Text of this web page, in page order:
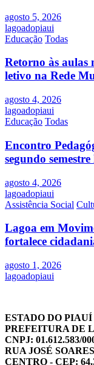
agosto 5, 2026
lagoadopiaui
Educação Todas
Retorno às aulas
letivo na Rede
agosto 4, 2026
lagoadopiaui
Educação Todas
Encontro
segundo
agosto 4, 2026
lagoadopiaui
Assistência Social
Lagoa em
fortalece
agosto 1, 2026
lagoadopiaui
ESTADO DO PIAUÍ
PREFEITURA DE
CNPJ: 01.612.583/
RUA JOSÉ
CENTRO - CEP: